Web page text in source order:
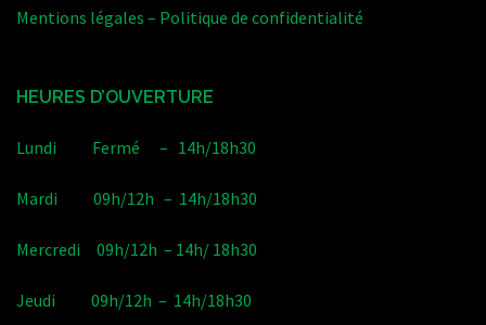
Mentions légales – Politique de confidentialité
HEURES D’OUVERTURE
Lundi Fermé – 14h/18h30
Mardi 09h/12h – 14h/18h30
Mercredi 09h/12h – 14h/ 18h30
Jeudi 09h/12h – 14h/18h30